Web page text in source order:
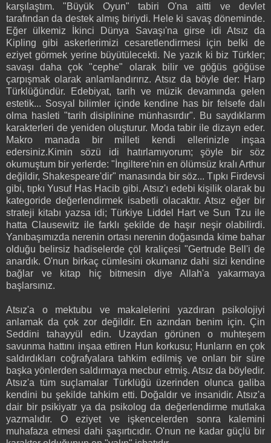
karşılaştım. "Büyük Oyun" tabiri O'na aitti ve devlet
tarafından da destek almış biriydi. Hele ki savaş döneminde.
Eğer ülkemiz İkinci Dünya Savaşı'na girse idi Atsız da
Kipling gibi askerlerimizi cesaretlendirmesi için belki de
eziyet görmek yerine büyütülecekti. Ne yazık ki biz Türkler;
savaşı daha çok "cephe" olarak bilir ve göğüs göğüse
çarpışmak olarak anlamlandırırız. Atsız da böyle der: Harp
Türklüğündür. Edebiyat, tarih ve müzik devamında gelen
estetik... Sosyal bilimler içinde kendine has bir felsefe dalı
olma hasleti "tarih disiplinine münhasırdır". Bu saydıklarım
karakterleri de yeniden oluşturur. Moda tabir ile dizayn eder.
Makro manada bir milleti kendi ellerinizle inşaa
edersiniz.Kimin sözü idi hatırlamıyorum; şöyle bir söz
okumuştum bir yerlerde: "İngiltere'nin en ölümsüz kralı Arthur
değildir, Shakespeare'dir" manasında bir söz... Tıpkı Firdevsi
gibi, tıpkı Yusuf Has Hacib gibi. Atsız'ı edebi kişilik olarak bu
kategoride değerlendirmek isabetli olacaktır. Atsız eğer bir
strateji kitabı yazsa idi; Türkiye Liddel Hart ve Sun Tzu ile
hatta Clausewitz ile farklı şekilde de haşır neşir olabilirdi.
Yanıbaşımızda nerenin ortası nerenin doğasında kime bahar
olduğu belirsiz hadiselerde çöl kraliçesi "Gertrude Bell'i de
anardık. O'nun birkaç cümlesini okumanız dahi sizi kendine
bağlar ve kitap hiç bitmesin diye Allah'a yakarmaya
başlarsınız.
Atsız'a o mektubu ve makalelerini yazdıran psikolojiyi
anlamak da çok zor değildir. En azından benim için. Çin
Seddini tahayyül edin. Uzaydan görünen o muhteşem
savunma hattını inşaa ettiren Hun korkusu; Hunların en çok
saldırdıkları coğrafyalara tahkim edilmiş ve onları bir süre
başka yönlerden saldırmaya mecbur etmiş. Atsız da böyledir.
Atsız'a tüm suçlamalar Türklüğü üzerinden olunca galiba
kendini bu şekilde tahkim etti. Doğaldır ve insanidir. Atsız'a
dair bir psikiyatr ya da psikolog da değerlendirme mutlaka
yazmalıdır. O eziyet ve işkencelerden sonra kalemini
muhafaza etmesi dahi şaşırtıcıdır. O'nun ne kadar güçlü bir